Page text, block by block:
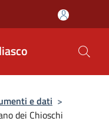
e dati >
dei Chioschi